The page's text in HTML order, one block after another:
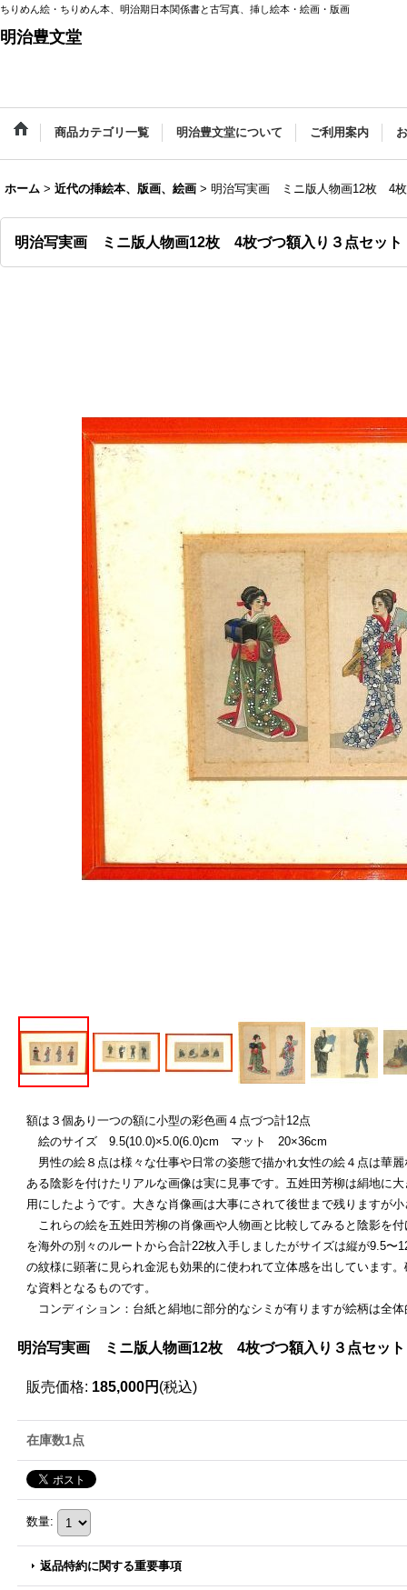
ちりめん絵・ちりめん本、明治期日本関係書と古写真、挿し絵本・絵画・版画
明治豊文堂
商品カテゴリ一覧 明治豊文堂について ご利用案内
ホーム > 近代の挿絵本、版画、絵画 > 明治写実画 ミニ版人物画12枚 4
明治写実画 ミニ版人物画12枚 4枚づつ額入り３点セッ
額は３個あり一つの額に小型の彩色画４点づつ計12点
絵のサイズ 9.5(10.0)×5.0(6.0)cm マット 20×36cm
男性の絵８点は様々な仕事や日常の姿態で描かれ女性の絵４点は華
ある陰影を付けたリアルな画像は実に見事です。五姓田芳柳は絹地に
用にしたようです。大きな肖像画は大事にされて後世まで残りますが
これらの絵を五姓田芳柳の肖像画や人物画と比較してみると陰影を
を海外の別々のルートから合計22枚入手しましたがサイズは縦が9.5
の紋様に顕著に見られ金泥も効果的に使われて立体感を出しています
な資料となるものです。
コンディション：台紙と絹地に部分的なシミが有りますが絵柄は全
明治写実画 ミニ版人物画12枚 4枚づつ額入り３点セッ
販売価格: 185,000円 (税込)
在庫数1点
数量:
返品特約に関する重要事項